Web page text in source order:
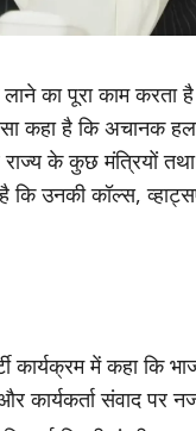
का पूरा काम करता
कहा है कि अचानक
के कुछ मंत्रियों तथा
उनकी कॉल्स,
कार्यक्रम में कहा कि
कार्यकर्ता संवाद पर